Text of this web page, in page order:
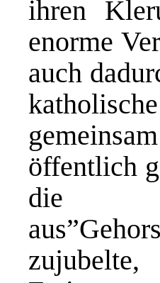
ihren
enorme
auch
öffentlich
die